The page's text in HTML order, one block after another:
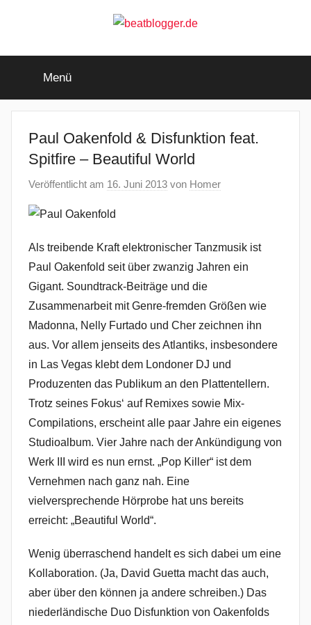
beatblogger.de
beat
goes
Menü
Paul Oakenfold & Disfunktion feat.
Spitfire – Beautiful World
Veröffentlicht am 16. Juni 2013 von Homer
Als treibende Kraft elektronischer Tanzmusik ist
Paul Oakenfold seit über zwanzig Jahren ein
Gigant. Soundtrack-Beiträge und die
Zusammenarbeit mit Genre-fremden Größen wie
Madonna, Nelly Furtado und Cher zeichnen ihn
aus. Vor allem jenseits des Atlantiks, insbesondere
in Las Vegas klebt dem Londoner DJ und
Produzenten das Publikum an den Plattentellern.
Trotz seines Fokus‘ auf Remixes sowie Mix-
Compilations, erscheint alle paar Jahre ein eigenes
Studioalbum. Vier Jahre nach der Ankündigung von
Werk III wird es nun ernst. „Pop Killer“ ist dem
Vernehmen nach ganz nah. Eine
vielversprechende Hörprobe hat uns bereits
erreicht: „Beautiful World“.
Wenig überraschend handelt es sich dabei um eine
Kollaboration. (Ja, David Guetta macht das auch,
aber über den können ja andere schreiben.) Das
niederländische Duo Disfunktion von Oakenfolds